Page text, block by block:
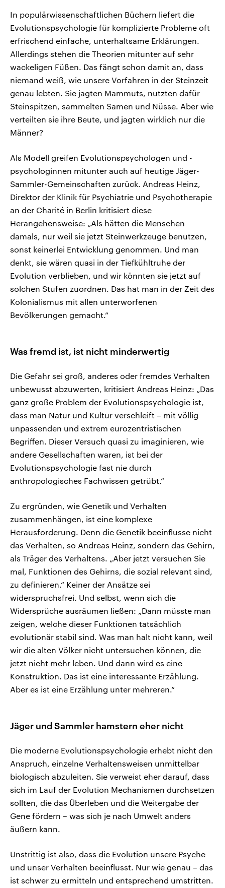
In populärwissenschaftlichen Büchern liefert die
Evolutionspsychologie für komplizierte Probleme oft
erfrischend einfache, unterhaltsame Erklärungen.
Allerdings stehen die Theorien mitunter auf sehr
wackeligen Füßen. Das fängt schon damit an, dass
niemand weiß, wie unsere Vorfahren in der Steinzeit
genau lebten. Sie jagten Mammuts, nutzten dafür
Steinspitzen, sammelten Samen und Nüsse. Aber wie
verteilten sie ihre Beute, und jagten wirklich nur die
Männer?
Als Modell greifen Evolutionspsychologen und -
psychologinnen mitunter auch auf heutige Jäger-
Sammler-Gemeinschaften zurück. Andreas Heinz,
Direktor der Klinik für Psychiatrie und Psychotherapie
an der Charité in Berlin kritisiert diese
Herangehensweise: „Als hätten die Menschen
damals, nur weil sie jetzt Steinwerkzeuge benutzen,
sonst keinerlei Entwicklung genommen. Und man
denkt, sie wären quasi in der Tiefkühltruhe der
Evolution verblieben, und wir könnten sie jetzt auf
solchen Stufen zuordnen. Das hat man in der Zeit des
Kolonialismus mit allen unterworfenen
Bevölkerungen gemacht.“
Was fremd ist, ist nicht minderwertig
Die Gefahr sei groß, anderes oder fremdes Verhalten
unbewusst abzuwerten, kritisiert Andreas Heinz: „Das
ganz große Problem der Evolutionspsychologie ist,
dass man Natur und Kultur verschleift – mit völlig
unpassenden und extrem eurozentristischen
Begriffen. Dieser Versuch quasi zu imaginieren, wie
andere Gesellschaften waren, ist bei der
Evolutionspsychologie fast nie durch
anthropologisches Fachwissen getrübt.“
Zu ergründen, wie Genetik und Verhalten
zusammenhängen, ist eine komplexe
Herausforderung. Denn die Genetik beeinflusse nicht
das Verhalten, so Andreas Heinz, sondern das Gehirn,
als Träger des Verhaltens. „Aber jetzt versuchen Sie
mal, Funktionen des Gehirns, die sozial relevant sind,
zu definieren.“ Keiner der Ansätze sei
widerspruchsfrei. Und selbst, wenn sich die
Widersprüche ausräumen ließen: „Dann müsste man
zeigen, welche dieser Funktionen tatsächlich
evolutionär stabil sind. Was man halt nicht kann, weil
wir die alten Völker nicht untersuchen können, die
jetzt nicht mehr leben. Und dann wird es eine
Konstruktion. Das ist eine interessante Erzählung.
Aber es ist eine Erzählung unter mehreren.“
Jäger und Sammler hamstern eher nicht
Die moderne Evolutionspsychologie erhebt nicht den
Anspruch, einzelne Verhaltensweisen unmittelbar
biologisch abzuleiten. Sie verweist eher darauf, dass
sich im Lauf der Evolution Mechanismen durchsetzen
sollten, die das Überleben und die Weitergabe der
Gene fördern – was sich je nach Umwelt anders
äußern kann.
Unstrittig ist also, dass die Evolution unsere Psyche
und unser Verhalten beeinflusst. Nur wie genau – das
ist schwer zu ermitteln und entsprechend umstritten.